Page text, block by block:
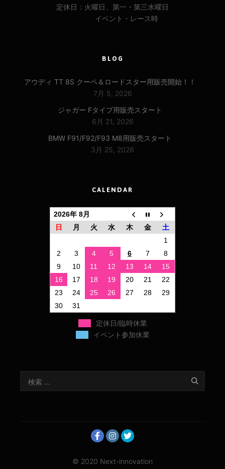
定休日：火曜日、第一・第三水曜日
イベント・レース時
BLOG
アウディ TT 8S クーペ＆ロードスター用販売開始！！
7月 5, 2026
ジャガー Fタイプ用販売スタート
6月 21, 2026
BMW F91/F92/F93 M8用販売スタート
3月 25, 2026
CALENDAR
2026年 8月
日
月 火 水 木 金
土
1
2
3 4 5 6 7
8
9
10 11 12 13 14
15
16
17 18 19 20 21
22
23
24 25 26 27 28
29
30
31
定休日/臨時休業
イベント参加休業
© 2020 Next-innovation